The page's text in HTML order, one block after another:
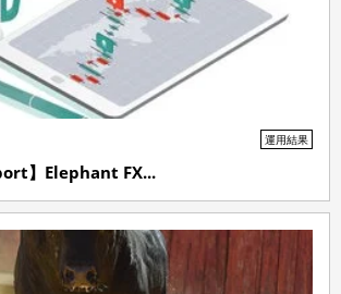
運用結果
】Elephant FX...